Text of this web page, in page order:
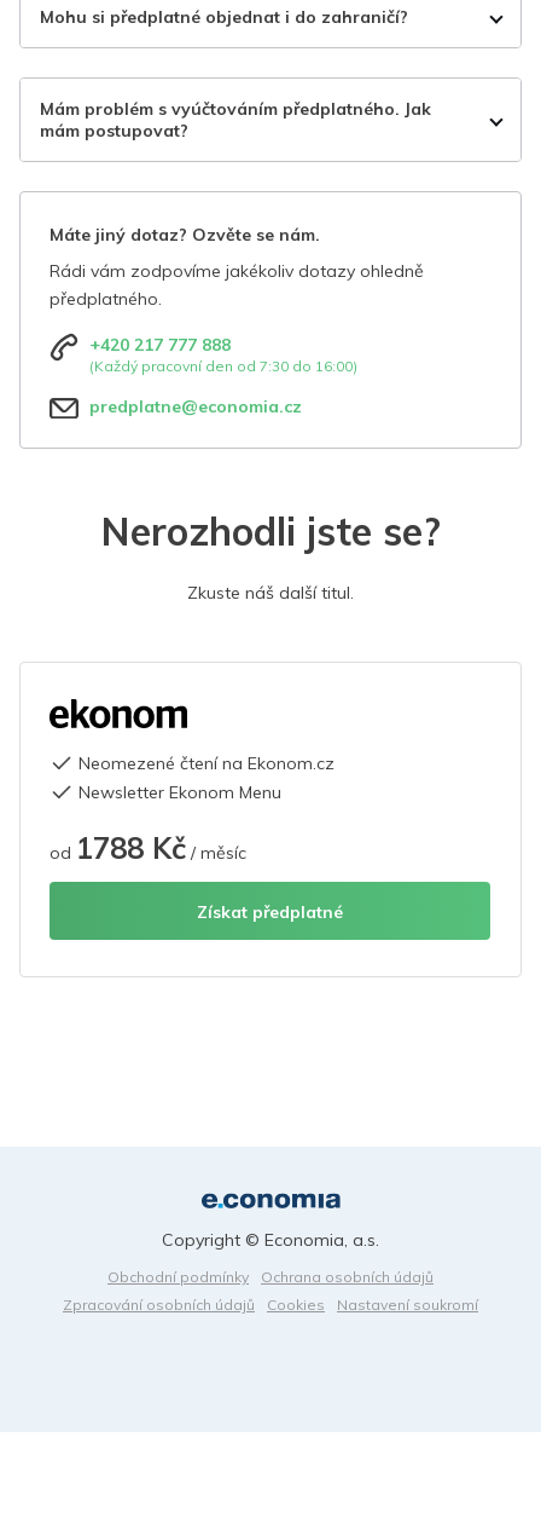
Mohu si předplatné objednat i do zahraničí?
Mám problém s vyúčtováním předplatného. Jak
mám postupovat?
Máte jiný dotaz? Ozvěte se nám.
Rádi vám zodpovíme jakékoliv dotazy ohledně
předplatného.
+420 217 777 888
(Každý pracovní den od 7:30 do 16:00)
predplatne@economia.cz
Nerozhodli jste se?
Zkuste náš další titul.
Neomezené čtení na Ekonom.cz
Newsletter Ekonom Menu
od 1788 Kč / měsíc
Získat předplatné
Obchodní podmínky
Ochrana osobních údajů
Zpracování osobních údajů
Cookies Nastavení soukromí
Copyright © Economia, a.s.